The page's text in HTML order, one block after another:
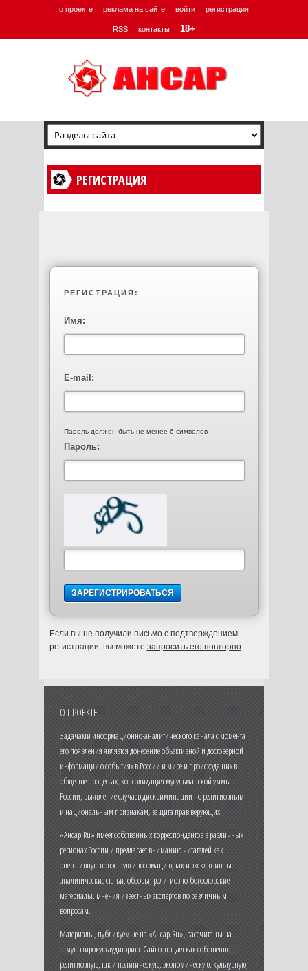
о проекте реклама на сайте войти регистрация
RSS контакты 18+
РЕГИСТРАЦИЯ
РЕГИСТРАЦИЯ:
Имя:
E-mail:
Пароль должен быть не менее 6 символов
Пароль:
Если вы не получили письмо с подтверждением
регистрации, вы можете запросить его повторно.
О ПРОЕКТЕ
Задачами информационно-аналитического канала с момента
его появления является донесение объективной и достоверной
информации о событиях в России и мире и происходящих в
обществе процессах, консолидация мусульманской уммы
России, выявление случаев дискриминации по религиозным
и национальным признакам, защита прав верующих.
«Ансар.Ru» имеет собственных корреспондентов в различных
регионах России и предлагает вниманию читателей как
оперативную новостную информацию, так и эксклюзивные
аналитические статьи, обзоры, религиозно-богословские
материалы, мнения известных экспертов по различным
вопросам.
Материалы, публикуемые на «Ансар.Ru», рассчитаны на
самую широкую аудиторию. Сайт освещает как собственно
религиозную, так и политическую, экономическую, культурную,